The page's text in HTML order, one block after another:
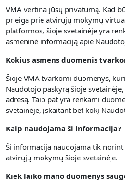
VMA vertina jūsų privatumą. Kad
prieigą prie atvirųjų mokymų
platformos, šioje svetainėje yra
asmeninė informaciją apie
Kokius asmens duomenis
Šioje VMA tvarkomi duomenys,
Naudotojo paskyrą šioje
adresą. Taip pat yra renkami
svetainėje, įskaitant bet kokį
Kaip naudojama ši informacija?
Ši informacija naudojama tik
atvirųjų mokymų šioje svetainėje.
Kiek laiko mano duomenys